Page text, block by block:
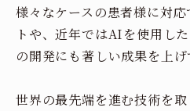
様々なケースの患者様に対
トや、近年ではAIを使用し
の開発にも著しい成果を上げ
世界の最先端を進む技術を取